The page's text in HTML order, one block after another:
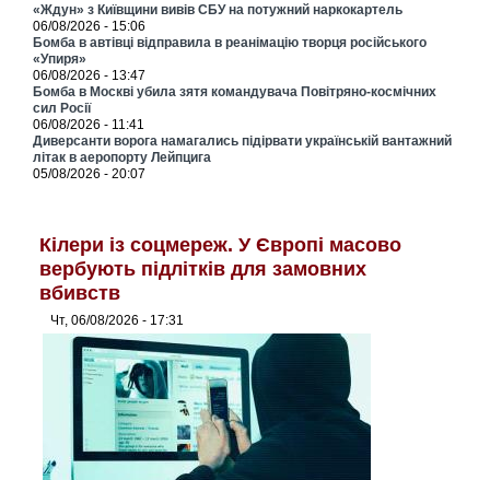
«Ждун» з Київщини вивів СБУ на потужний наркокартель
06/08/2026 - 15:06
Бомба в автівці відправила в реанімацію творця російського
«Упиря»
06/08/2026 - 13:47
Бомба в Москві убила зятя командувача Повітряно-космічних
сил Росії
06/08/2026 - 11:41
Диверсанти ворога намагались підірвати українській вантажний
літак в аеропорту Лейпцига
05/08/2026 - 20:07
Кілери із соцмереж. У Європі масово
вербують підлітків для замовних
вбивств
Чт, 06/08/2026 - 17:31